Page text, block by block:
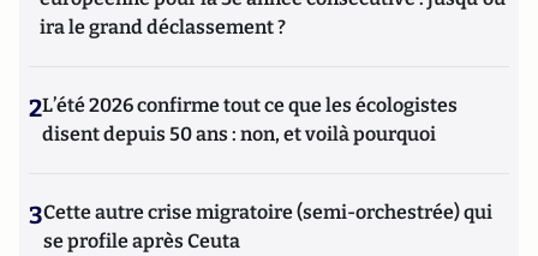
ira le grand déclassement ?
2L’été 2026 confirme tout ce que les écologistes
disent depuis 50 ans : non, et voilà pourquoi
3Cette autre crise migratoire (semi-orchestrée) qui
se profile après Ceuta